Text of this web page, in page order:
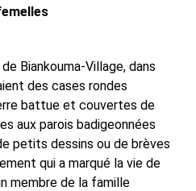
Biankouma-Village, dans
des cases rondes
battue et couvertes de
aux parois badigeonnées
petits dessins ou de brèves
qui a marqué la vie de
membre de la famille